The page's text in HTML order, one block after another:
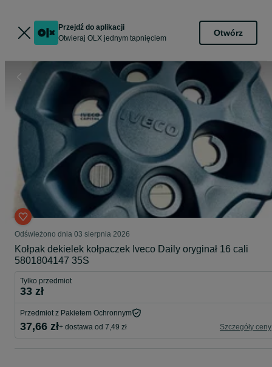
Przejdź do aplikacji
Otwieraj OLX jednym tapnięciem
Otwórz
Odświeżono dnia 03 sierpnia 2026
Kołpak dekielek kołpaczek Iveco Daily oryginał 16 cali
5801804147 35S
Tylko przedmiot
33 zł
Przedmiot z Pakietem Ochronnym
37,66 zł+ dostawa od 7,49 zł Szczegóły ceny